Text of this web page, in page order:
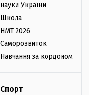
науки України
Школа
НМТ 2026
Саморозвиток
Навчання за кордоном
Спорт